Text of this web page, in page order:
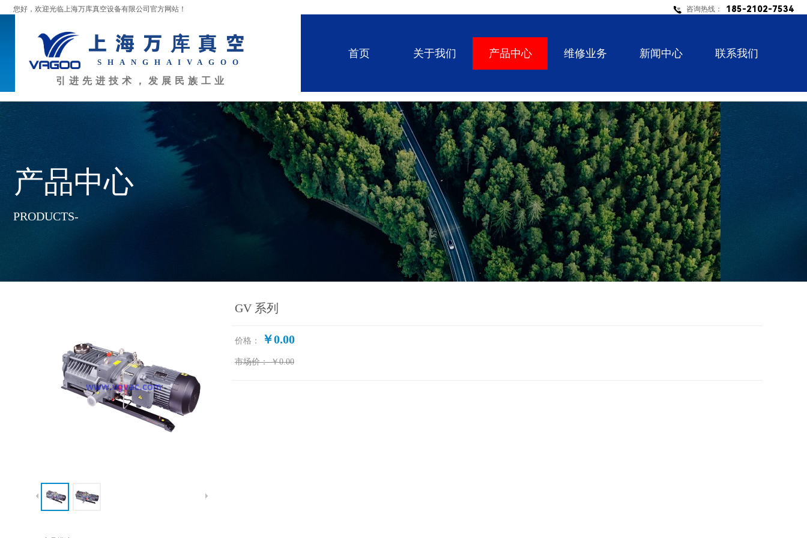
您好，欢迎光临上海万库真空设备有限公司官方网站！ 185-2102-7534
咨询热线：
上海万库真空
SHANGHAI VAGOO
首页 关于我们 产品中心 维修业务 新闻中心 联系我们
引进先进技术，发展民族工业
PRODUCTS-
产品中心
GV 系列
价格： ￥0.00
市场价： ￥0.00